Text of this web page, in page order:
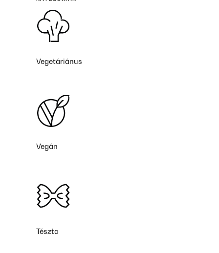
Vegetáriánus
Vegán
Tészta